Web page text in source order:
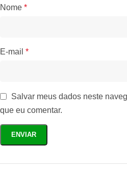
Nome *
E-mail *
Salvar meus dados neste
que eu comentar.